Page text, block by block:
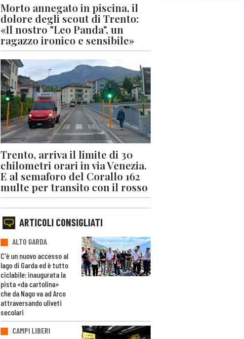
Morto annegato in piscina, il
dolore degli scout di Trento:
«Il nostro "Leo Panda", un
ragazzo ironico e sensibile»
Trento, arriva il limite di 30
chilometri orari in via Venezia.
E al semaforo del Corallo 162
multe per transito con il rosso
ARTICOLI CONSIGLIATI
ALTO GARDA
C'è un nuovo accesso al
lago di Garda ed è tutto
ciclabile: inaugurata la
pista «da cartolina»
che da Nago va ad Arco
attraversando uliveti
secolari
CAMPI LIBERI